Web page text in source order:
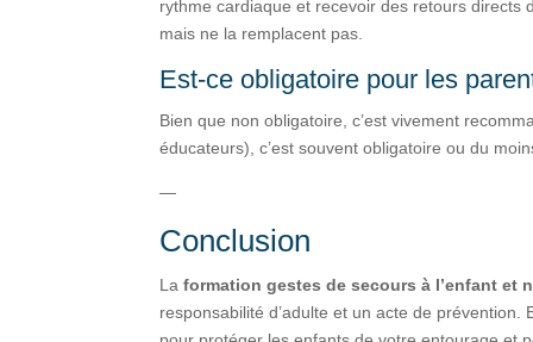
rythme cardiaque et recevoir des retours directs
mais ne la remplacent pas.
Est-ce obligatoire pour les
Bien que non obligatoire, c’est vivement
éducateurs), c’est souvent obligatoire ou du
—
Conclusion
Laformation gestes de secours à l’enfant et
responsabilité d’adulte et un acte de